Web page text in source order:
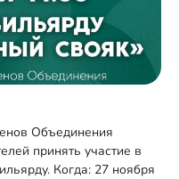
Объединения
принять участие в
Когда: 27 ноября